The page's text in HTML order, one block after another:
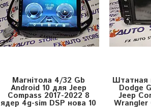
Магнітола 4/32 Gb
Android 10 для Jeep
Compass 2017-2022 8
ядер 4g-sim DSP нова 10
Штатная
Dodge
Jeep
Wrangler